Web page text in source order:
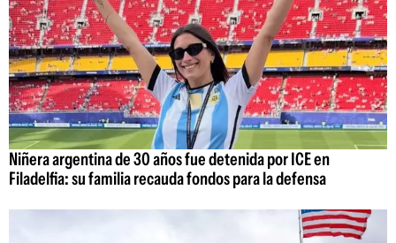
Niñera argentina de 30 años fue detenida por ICE en
Filadelfia: su familia recauda fondos para la defensa